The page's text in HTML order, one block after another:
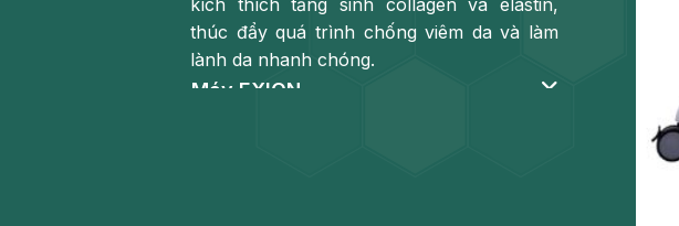
kích thích tăng sinh collagen và elastin,
thúc đẩy quá trình chống viêm da và làm
lành da nhanh chóng.
Máy EXION